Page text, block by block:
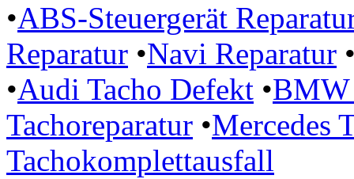
•ABS-Steuergerät
Reparatur •Navi Reparatur
•Audi Tacho Defekt •BMW
Tachoreparatur •Mercedes
Tachokomplettausfall